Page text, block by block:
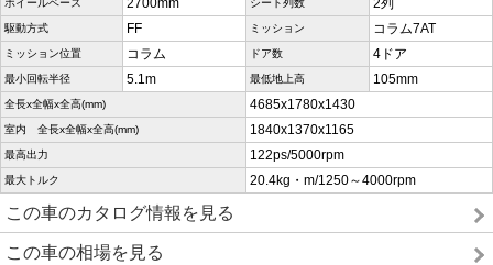
ホイールベース 2700mm シート列数 2列
駆動方式 FF ミッション コラム7AT
ミッション位置 コラム ドア数 4ドア
最小回転半径 5.1m 最低地上高 105mm
全長x全幅x全高(mm) 4685x1780x1430
室内 全長x全幅x全高(mm) 1840x1370x1165
最高出力 122ps/5000rpm
最大トルク 20.4kg・m/1250～4000rpm
この車のカタログ情報を見る
この車の相場を見る